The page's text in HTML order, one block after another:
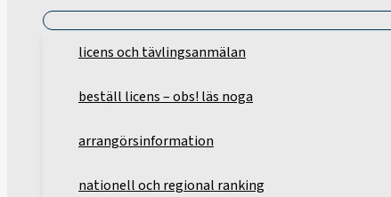
licens och tävlingsanmälan
beställ licens – obs! läs noga
arrangörsinformation
nationell och regional ranking